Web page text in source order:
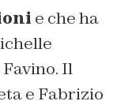
e che ha
Il
e Fabrizio